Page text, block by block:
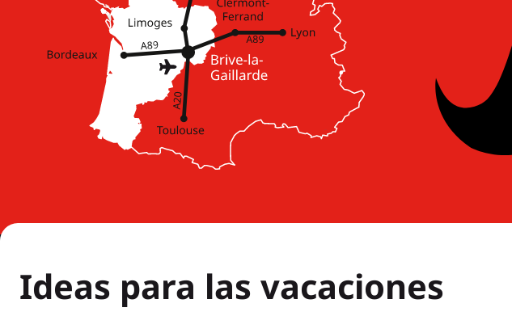
Ideas para las vacaciones